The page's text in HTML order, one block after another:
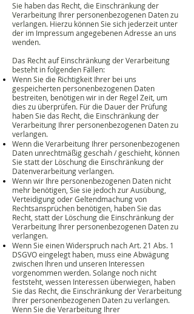
Sie haben das Recht, die Einschränkung der
Verarbeitung Ihrer personenbezogenen Daten zu
verlangen. Hierzu können Sie sich jederzeit unter
der im Impressum angegebenen Adresse an uns
wenden.
Das Recht auf Einschränkung der Verarbeitung
besteht in folgenden Fällen:
Wenn Sie die Richtigkeit Ihrer bei uns
gespeicherten personenbezogenen Daten
bestreiten, benötigen wir in der Regel Zeit, um
dies zu überprüfen. Für die Dauer der Prüfung
haben Sie das Recht, die Einschränkung der
Verarbeitung Ihrer personenbezogenen Daten zu
verlangen.
Wenn die Verarbeitung Ihrer personenbezogenen
Daten unrechtmäßig geschah / geschieht, können
Sie statt der Löschung die Einschränkung der
Datenverarbeitung verlangen.
Wenn wir Ihre personenbezogenen Daten nicht
mehr benötigen, Sie sie jedoch zur Ausübung,
Verteidigung oder Geltendmachung von
Rechtsansprüchen benötigen, haben Sie das
Recht, statt der Löschung die Einschränkung der
Verarbeitung Ihrer personenbezogenen Daten zu
verlangen.
Wenn Sie einen Widerspruch nach Art. 21 Abs. 1
DSGVO eingelegt haben, muss eine Abwägung
zwischen Ihren und unseren Interessen
vorgenommen werden. Solange noch nicht
feststeht, wessen Interessen überwiegen, haben
Sie das Recht, die Einschränkung der Verarbeitung
Ihrer personenbezogenen Daten zu verlangen.
Wenn Sie die Verarbeitung Ihrer